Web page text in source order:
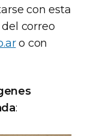
con esta
correo
o con
: